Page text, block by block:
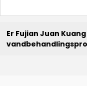
Er Fujian Juan